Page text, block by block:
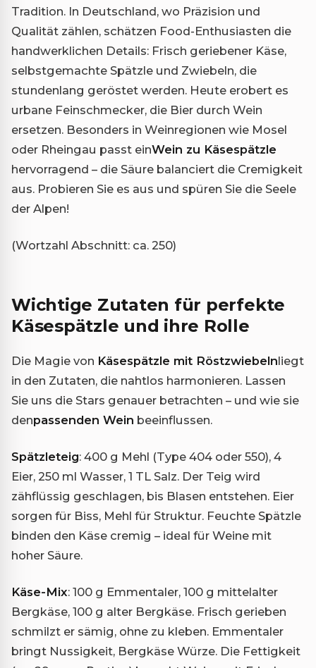
Tradition. In Deutschland, wo Präzision und
Qualität zählen, schätzen Food-Enthusiasten die
handwerklichen Details: Frisch geriebener Käse,
selbstgemachte Spätzle und Zwiebeln, die
stundenlang geröstet werden. Heute erobert es
urbane Feinschmecker, die Bier durch Wein
ersetzen. Besonders in Weinregionen wie Mosel
oder Rheingau passt einWein zu Käsespätzle
hervorragend – die Säure balanciert die Cremigkeit
aus. Probieren Sie es aus und spüren Sie die Seele
der Alpen!
(Wortzahl Abschnitt: ca. 250)
Wichtige Zutaten für perfekte
Käsespätzle und ihre Rolle
Die Magie von Käsespätzle mit Röstzwiebelnliegt
in den Zutaten, die nahtlos harmonieren. Lassen
Sie uns die Stars genauer betrachten – und wie sie
denpassenden Wein beeinflussen.
Spätzleteig: 400 g Mehl (Type 404 oder 550), 4
Eier, 250 ml Wasser, 1 TL Salz. Der Teig wird
zähflüssig geschlagen, bis Blasen entstehen. Eier
sorgen für Biss, Mehl für Struktur. Feuchte Spätzle
binden den Käse cremig – ideal für Weine mit
hoher Säure.
Käse-Mix: 100 g Emmentaler, 100 g mittelalter
Bergkäse, 100 g alter Bergkäse. Frisch gerieben
schmilzt er sämig, ohne zu kleben. Emmentaler
bringt Nussigkeit, Bergkäse Würze. Die Fettigkeit